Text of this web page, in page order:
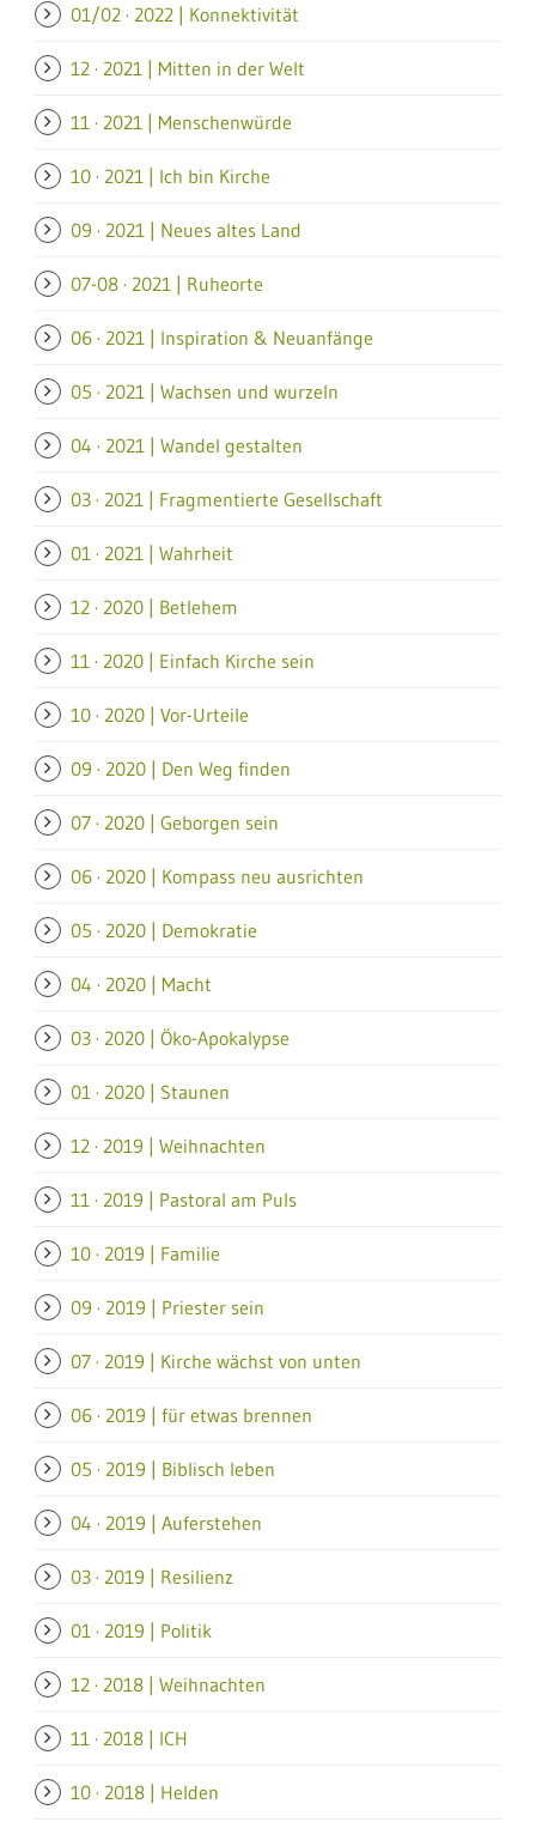
01/02 · 2022 | Konnektivität
12 · 2021 | Mitten in der Welt
11 · 2021 | Menschenwürde
10 · 2021 | Ich bin Kirche
09 · 2021 | Neues altes Land
07-08 · 2021 | Ruheorte
06 · 2021 | Inspiration & Neuanfänge
05 · 2021 | Wachsen und wurzeln
04 · 2021 | Wandel gestalten
03 · 2021 | Fragmentierte Gesellschaft
01 · 2021 | Wahrheit
12 · 2020 | Betlehem
11 · 2020 | Einfach Kirche sein
10 · 2020 | Vor-Urteile
09 · 2020 | Den Weg finden
07 · 2020 | Geborgen sein
06 · 2020 | Kompass neu ausrichten
05 · 2020 | Demokratie
04 · 2020 | Macht
03 · 2020 | Öko-Apokalypse
01 · 2020 | Staunen
12 · 2019 | Weihnachten
11 · 2019 | Pastoral am Puls
10 · 2019 | Familie
09 · 2019 | Priester sein
07 · 2019 | Kirche wächst von unten
06 · 2019 | für etwas brennen
05 · 2019 | Biblisch leben
04 · 2019 | Auferstehen
03 · 2019 | Resilienz
01 · 2019 | Politik
12 · 2018 | Weihnachten
11 · 2018 | ICH
10 · 2018 | Helden